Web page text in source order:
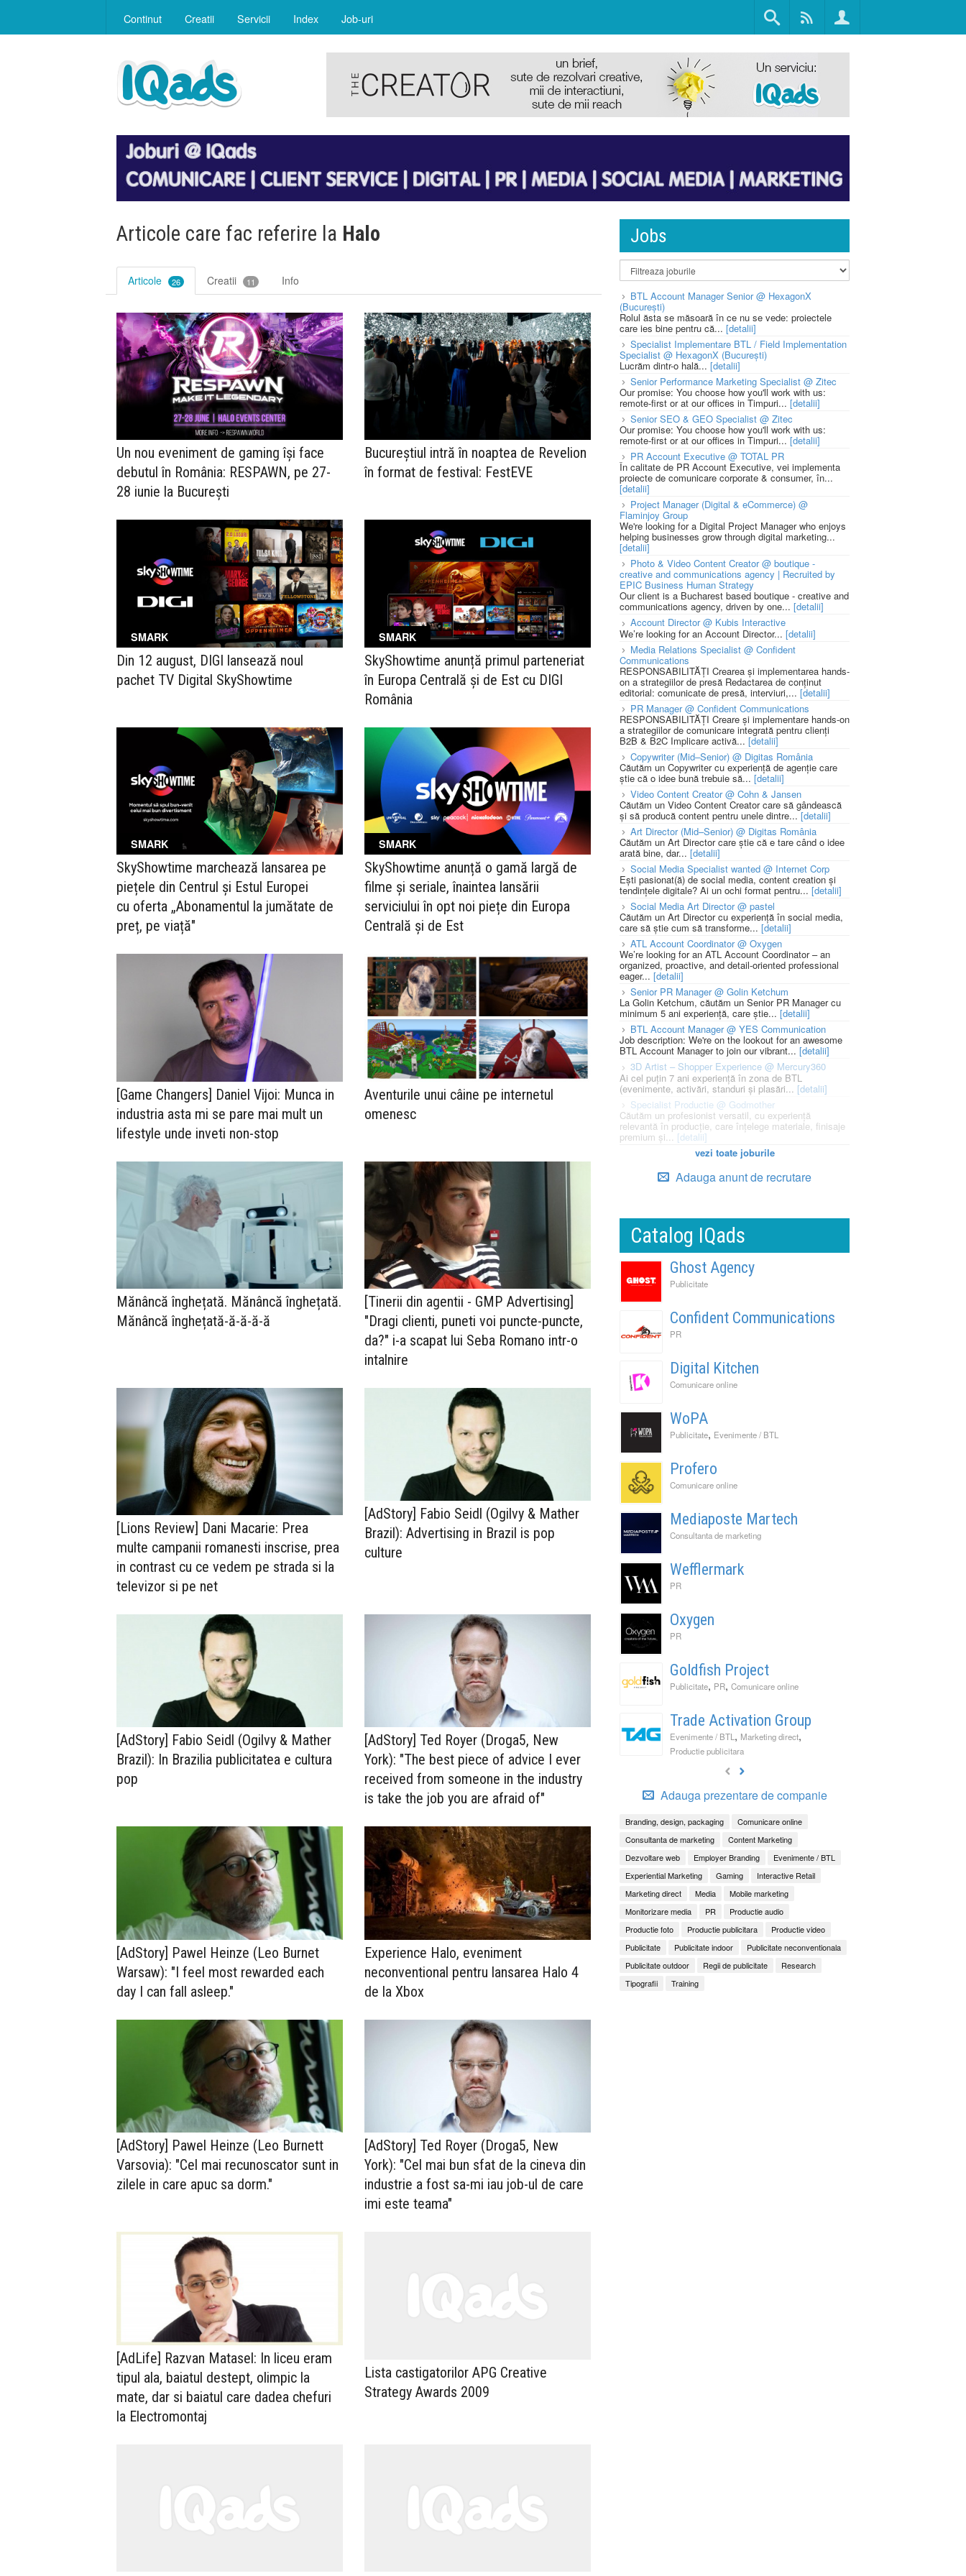
Continut Creatii Servicii Index Job-uri
Articole care fac referire la Halo
Articole 26 Creatii 11 Info
Un nou eveniment de gaming își face
debutul în România: RESPAWN, pe 27-
28 iunie la București
Bucureștiul intră în noaptea de Revelion
în format de festival: FestEVE
SMARK
Din 12 august, DIGI lansează noul
pachet TV Digital SkyShowtime
SMARK
SkyShowtime anunță primul parteneriat
în Europa Centrală și de Est cu DIGI
România
SMARK
SkyShowtime marchează lansarea pe
piețele din Centrul și Estul Europei
cu oferta „Abonamentul la jumătate de
preț, pe viață"
SMARK
SkyShowtime anunță o gamă largă de
filme și seriale, înaintea lansării
serviciului în opt noi piețe din Europa
Centrală și de Est
[Game Changers] Daniel Vijoi: Munca in
industria asta mi se pare mai mult un
lifestyle unde inveti non-stop
Aventurile unui câine pe internetul
omenesc
Mănâncă înghețată. Mănâncă înghețată.
Mănâncă înghețată-ă-ă-ă-ă
[Tinerii din agentii - GMP Advertising]
"Dragi clienti, puneti voi puncte-puncte,
da?" i-a scapat lui Seba Romano intr-o
intalnire
[Lions Review] Dani Macarie: Prea
multe campanii romanesti inscrise, prea
in contrast cu ce vedem pe strada si la
televizor si pe net
[AdStory] Fabio Seidl (Ogilvy & Mather
Brazil): Advertising in Brazil is pop
culture
[AdStory] Fabio Seidl (Ogilvy & Mather
Brazil): In Brazilia publicitatea e cultura
pop
[AdStory] Ted Royer (Droga5, New
York): "The best piece of advice I ever
received from someone in the industry
is take the job you are afraid of"
[AdStory] Pawel Heinze (Leo Burnet
Warsaw): "I feel most rewarded each
day I can fall asleep."
Experience Halo, eveniment
neconventional pentru lansarea Halo 4
de la Xbox
[AdStory] Pawel Heinze (Leo Burnett
Varsovia): "Cel mai recunoscator sunt in
zilele in care apuc sa dorm."
[AdStory] Ted Royer (Droga5, New
York): "Cel mai bun sfat de la cineva din
industrie a fost sa-mi iau job-ul de care
imi este teama"
[AdLife] Razvan Matasel: In liceu eram
tipul ala, baiatul destept, olimpic la
mate, dar si baiatul care dadea chefuri
la Electromontaj
Lista castigatorilor APG Creative
Strategy Awards 2009
Jobs
BTL Account Manager Senior @ HexagonX
(București)
Rolul ăsta se măsoară în ce nu se vede: proiectele
care ies bine pentru că... [detalii]
Specialist Implementare BTL / Field Implementation
Specialist @ HexagonX (București)
Lucrăm dintr-o hală... [detalii]
Senior Performance Marketing Specialist @ Zitec
Our promise: You choose how you'll work with us:
remote-first or at our offices in Timpuri... [detalii]
Senior SEO & GEO Specialist @ Zitec
Our promise: You choose how you'll work with us:
remote-first or at our offices in Timpuri... [detalii]
PR Account Executive @ TOTAL PR
În calitate de PR Account Executive, vei implementa
proiecte de comunicare corporate & consumer, în...
[detalii]
Project Manager (Digital & eCommerce) @
Flaminjoy Group
We're looking for a Digital Project Manager who enjoys
helping businesses grow through digital marketing...
[detalii]
Photo & Video Content Creator @ boutique -
creative and communications agency | Recruited by
EPIC Business Human Strategy
Our client is a Bucharest based boutique - creative and
communications agency, driven by one... [detalii]
Account Director @ Kubis Interactive
We’re looking for an Account Director... [detalii]
Media Relations Specialist @ Confident
Communications
RESPONSABILITĂȚI Crearea și implementarea hands-
on a strategiilor de presă Redactarea de conținut
editorial: comunicate de presă, interviuri,... [detalii]
PR Manager @ Confident Communications
RESPONSABILITĂȚI Creare și implementare hands-on
a strategiilor de comunicare integrată pentru clienți
B2B & B2C Implicare activă... [detalii]
Copywriter (Mid–Senior) @ Digitas România
Căutăm un Copywriter cu experiență de agenție care
știe că o idee bună trebuie să... [detalii]
Video Content Creator @ Cohn & Jansen
Căutăm un Video Content Creator care să gândească
și să producă content pentru unele dintre...[detalii]
Art Director (Mid–Senior) @ Digitas România
Căutăm un Art Director care știe că e tare când o idee
arată bine, dar... [detalii]
Social Media Specialist wanted @ Internet Corp
Ești pasionat(ă) de social media, content creation și
tendințele digitale? Ai un ochi format pentru... [detalii]
Social Media Art Director @ pastel
Căutăm un Art Director cu experiență în social media,
care să știe cum să transforme... [detalii]
ATL Account Coordinator @ Oxygen
We’re looking for an ATL Account Coordinator – an
organized, proactive, and detail-oriented professional
eager... [detalii]
Senior PR Manager @ Golin Ketchum
La Golin Ketchum, căutăm un Senior PR Manager cu
minimum 5 ani experiență, care știe... [detalii]
BTL Account Manager @ YES Communication
Job description: We're on the lookout for an awesome
BTL Account Manager to join our vibrant... [detalii]
3D Artist – Shopper Experience @ Mercury360
Ai cel puțin 7 ani experiență în zona de BTL
(evenimente, activări, standuri și plasări... [detalii]
Specialist Productie @ Godmother
Căutăm un profesionist versatil, cu experiență
relevantă în producție, care înțelege materiale, finisaje
premium și... [detalii]
vezi toate joburile
Adauga anunt de recrutare
Catalog IQads
Ghost Agency
Publicitate
Confident Communications
PR
Digital Kitchen
Comunicare online
WoPA
Publicitate, Evenimente / BTL
Profero
Comunicare online
Mediaposte Martech
Consultanta de marketing
Wefflermark
PR
Oxygen
PR
Goldfish Project
Publicitate, PR, Comunicare online
Trade Activation Group
Evenimente / BTL , Marketing direct,
Productie publicitara
Adauga prezentare de companie
Branding, design, packaging
Comunicare online
Consultanta de marketing
Content Marketing
Dezvoltare web
Employer Branding
Evenimente / BTL
Experiential Marketing
Gaming
Interactive Retail
Marketing direct
Media
Mobile marketing
Monitorizare media
PR
Productie audio
Productie foto
Productie publicitara
Productie video
Publicitate
Publicitate indoor
Publicitate neconventionala
Publicitate outdoor
Regii de publicitate
Research
Tipografii
Training